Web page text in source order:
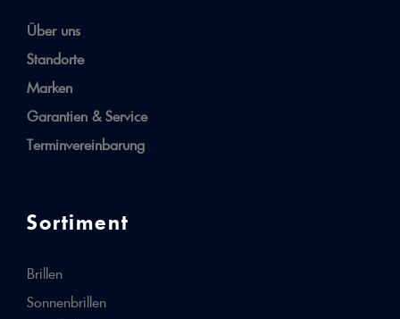
Über uns
Standorte
Marken
Garantien & Service
Terminvereinbarung
Sortiment
Brillen
Sonnenbrillen